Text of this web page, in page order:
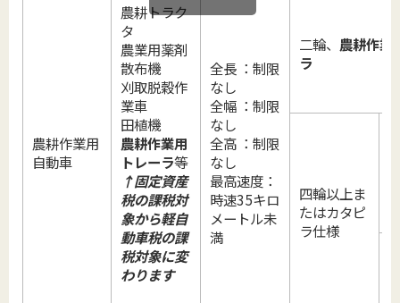
農耕作業用
自動車
農耕トラク
タ
農業用薬剤
散布機
刈取脱穀作
業車
田植機
農耕作業用
トレーラ等
↑固定資産
税の課税対
象から軽自
動車税の課
税対象に変
わります
全長 ：制限
なし
全幅 ：制限
なし
全高 ：制限
なし
最高速度：
時速35キロ
メートル未
満
二輪、 農耕作業
ラ
四輪以上ま
たはカタピ
ラ仕様